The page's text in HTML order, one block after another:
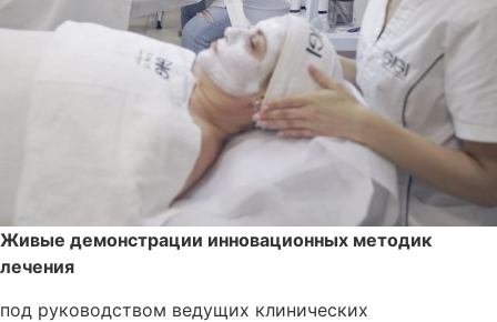
Живые демонстрации инновационных методик
лечения
под руководством ведущих клинических